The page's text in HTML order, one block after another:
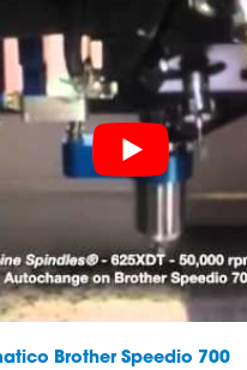
Brother Speedio 700